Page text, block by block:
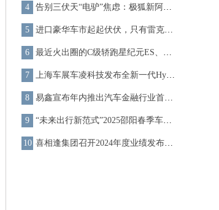
告别三伏天“电驴”焦虑：极狐新阿尔法T5，你的夏日清凉保镖
进口豪华车市起起伏伏，只有雷克萨斯扛住波动？
最近火出圈的C级轿跑星纪元ES、智己L6，年轻人想优雅出行，认准它们！
上海车展车凌科技发布全新一代Hyper系列解决方案
易鑫宣布年内推出汽车金融行业首个Agentic大模型
“未来出行新范式”2025邵阳春季车展于4月17日举行
喜相逢集团召开2024年度业绩发布会,多维度增长彰显强劲势头